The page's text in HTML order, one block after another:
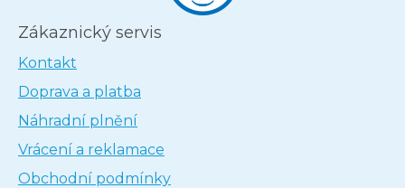
Zákaznický servis
Kontakt
Doprava a platba
Náhradní plnění
Vrácení a reklamace
Obchodní podmínky